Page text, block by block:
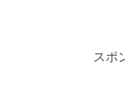
スポ